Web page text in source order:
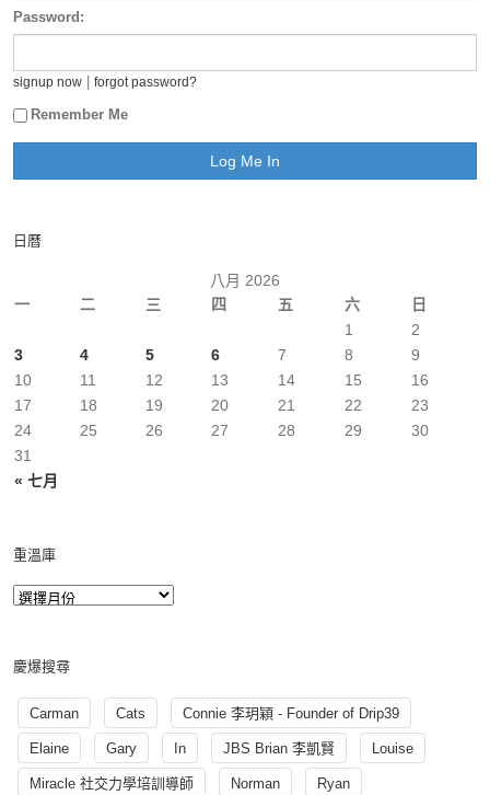
Password:
signup now forgot password?
Remember Me
日曆
八月 2026
一
二 三 四 五 六 日
« 七月
1
2
3
4 5 6 7 8
9
10
11 12 13 14 15
16
17
18 19 20 21 22
23
24
25 26 27 28 29
30
31
重溫庫
慶爆搜尋
Carman Cats Connie 李玥穎 - Founder of Drip39
Elaine Gary In JBS Brian 李凱賢 Louise
Miracle 社交力學培訓導師 Norman Ryan